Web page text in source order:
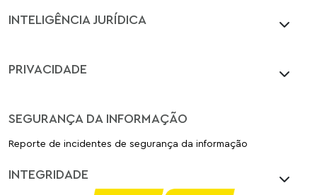
INTELIGÊNCIA JURÍDICA
PRIVACIDADE
SEGURANÇA DA INFORMAÇÃO
Reporte de incidentes de segurança da informação
INTEGRIDADE